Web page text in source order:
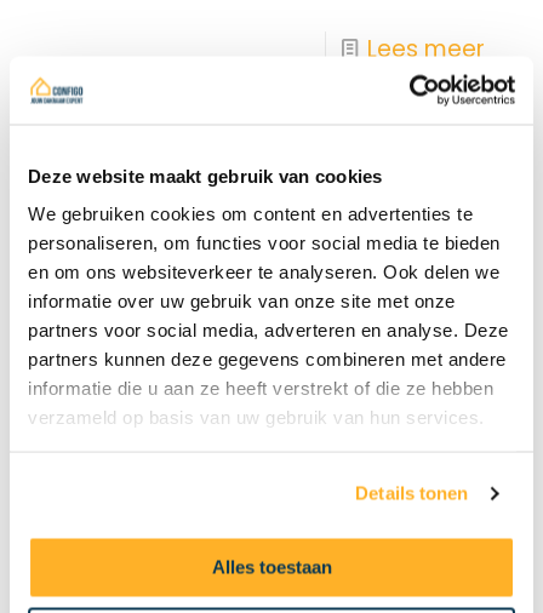
Deze website maakt gebruik van cookies
We gebruiken cookies om content en advertenties te
personaliseren, om functies voor social media te bieden
en om ons websiteverkeer te analyseren. Ook delen we
informatie over uw gebruik van onze site met onze
partners voor social media, adverteren en analyse. Deze
partners kunnen deze gegevens combineren met andere
informatie die u aan ze heeft verstrekt of die ze hebben
verzameld op basis van uw gebruik van hun services.
Details tonen
Alles toestaan
Lees meer